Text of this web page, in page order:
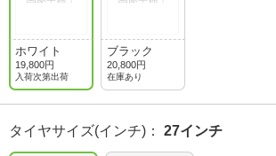
ホワイト
19,800円
入荷次第出荷
ブラック
20,800円
在庫あり
タイヤサイズ(インチ) ： 27インチ